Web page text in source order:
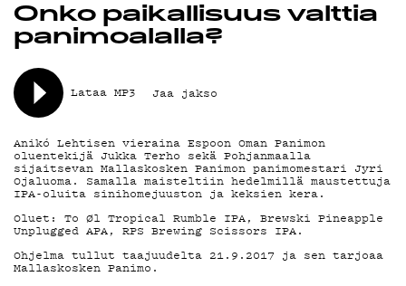
PODCAST
MAINOSTA
YHTEYSTIEDOT
G LIVELAB
YSTÄVÄKLUBI
TIETOSUOJA
KIRJAUDU SISÄÄN
Onko paikallisuus valttia
panimoalalla?
Lataa MP3 Jaa jakso
Anikó Lehtisen vieraina Espoon Oman Panimon
oluentekijä Jukka Terho sekä Pohjanmaalla
sijaitsevan Mallaskosken Panimon panimomestari Jyri
Ojaluoma. Samalla maisteltiin hedelmillä maustettuja
IPA-oluita sinihomejuuston ja keksien kera.
Oluet: To Øl Tropical Rumble IPA, Brewski Pineapple
Unplugged APA, RPS Brewing Scissors IPA.
Ohjelma tullut taajuudelta 21.9.2017 ja sen tarjoaa
Mallaskosken Panimo.